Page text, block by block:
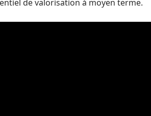
de valorisation à moyen terme.